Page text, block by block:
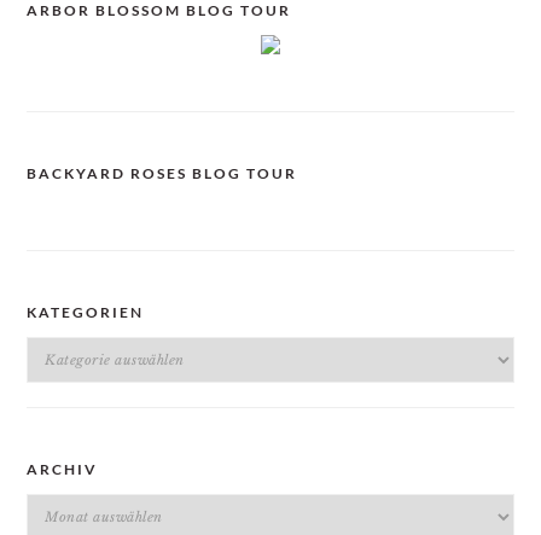
ARBOR BLOSSOM BLOG TOUR
BACKYARD ROSES BLOG TOUR
KATEGORIEN
Kategorien
ARCHIV
Archiv